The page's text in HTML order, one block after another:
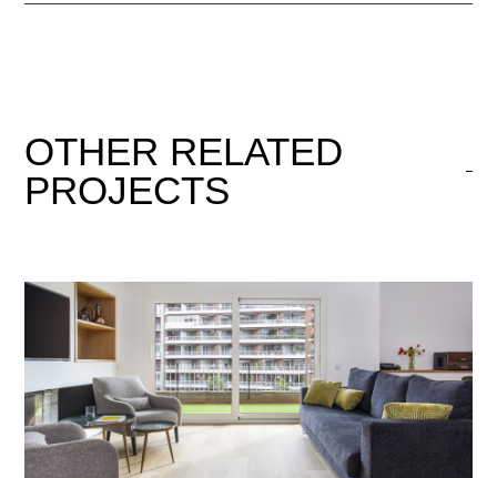
OTHER RELATED
PROJECTS